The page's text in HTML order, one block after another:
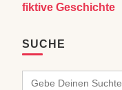
fiktive Geschichte
SUCHE
Search